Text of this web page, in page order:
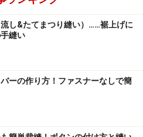
し&たてまつり縫い）……裾上げに
縫い
ーの作り方！ファスナーなしで簡